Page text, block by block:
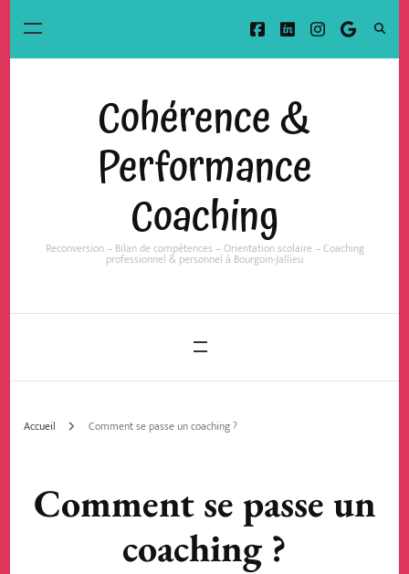
Cohérence &
Performance
Coaching
Reconversion – Bilan de compétences – Orientation scolaire – Coaching
professionnel & personnel à Bourgoin-Jallieu
Accueil Comment se passe un coaching ?
Comment se passe un
coaching ?